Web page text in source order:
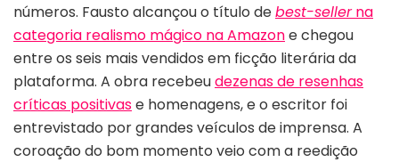
números. Fausto alcançou o título debest-sellerna
categoria realismo mágico na Amazone chegou
entre os seis mais vendidos em ficção literária da
plataforma. A obra recebeudezenas de resenhas
críticas positivase homenagens, e o escritor foi
entrevistado por grandes veículos de imprensa. A
coroação do bom momento veio com a reedição